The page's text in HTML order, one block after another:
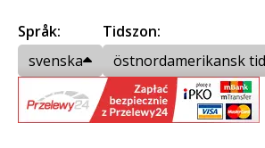
Språk:
svenska
Tidszon:
östnordamerikansk